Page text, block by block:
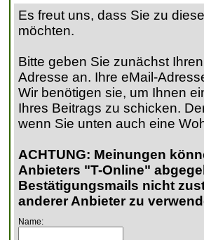
Es freut uns, dass Sie zu
möchten.
Bitte geben Sie zunächst
Adresse an. Ihre eMail-
Wir benötigen sie, um Ihnen
Ihres Beitrags zu schicken.
wenn Sie unten auch eine
ACHTUNG: Meinungen
Anbieters "T-Online"
Bestätigungsmails nicht
anderer Anbieter zu
Name: